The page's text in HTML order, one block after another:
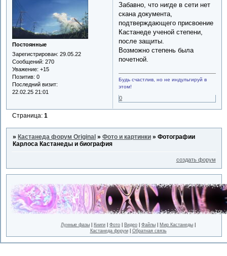
Постоянные
Зарегистрирован: 29.05.22
Сообщений: 270
Уважение: +15
Позитив: 0
Последний визит:
22.02.25 21:01
Забавно, что нигде в сети нет
скана документа,
подтверждающего присвоение
Кастанеде ученой степени,
после защиты.
Возможно степень была
почетной.
Будь счастлив, но не индульгируй в
этом!
0
Страница:1
»Кастанеда форум Original »Фото и картинки »Фотографии
Карлоса Кастанеды и биография
создать форум
Лунные фазы Книги Фото Видео Файлы Мир Кастанеды
Кастанеда форум| Обратная связь